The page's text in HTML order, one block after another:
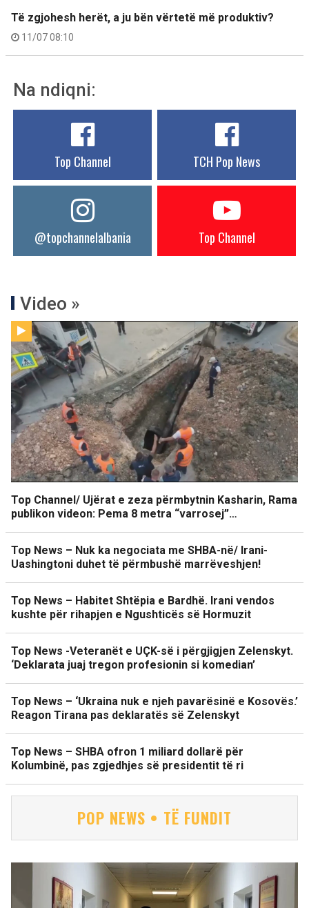
Të zgjohesh herët, a ju bën vërtetë më produktiv?
11/07 08:10
Na ndiqni:
Top Channel TCH Pop News
@topchannelalbania Top Channel
Video »
Top Channel/ Ujërat e zeza përmbytnin Kasharin, Rama
publikon videon: Pema 8 metra “varrosej”…
Top News – Nuk ka negociata me SHBA-në/ Irani-
Uashingtoni duhet të përmbushë marrëveshjen!
Top News – Habitet Shtëpia e Bardhë. Irani vendos
kushte për rihapjen e Ngushticës së Hormuzit
Top News -Veteranët e UÇK-së i përgjigjen Zelenskyt.
‘Deklarata juaj tregon profesionin si komedian’
Top News – ‘Ukraina nuk e njeh pavarësinë e Kosovës.’
Reagon Tirana pas deklaratës së Zelenskyt
Top News – SHBA ofron 1 miliard dollarë për
Kolumbinë, pas zgjedhjes së presidentit të ri
POP NEWS • TË FUNDIT